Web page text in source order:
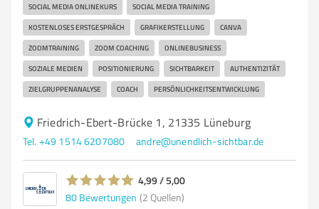
SOCIAL MEDIA ONLINEKURS SOCIAL MEDIA TRAINING
KOSTENLOSES ERSTGESPRÄCH GRAFIKERSTELLUNG CANVA
ZOOMTRAINING ZOOM COACHING ONLINEBUSINESS
SOZIALE MEDIEN POSITIONIERUNG SICHTBARKEIT AUTHENTIZITÄT
ZIELGRUPPENANALYSE COACH PERSÖNLICHKEITSENTWICKLUNG
Friedrich-Ebert-Brücke 1, 21335 Lüneburg
Tel. +49 1514 6207080 andre@unendlich-sichtbar.de
4,99 / 5,00
80 Bewertungen (2 Quellen)